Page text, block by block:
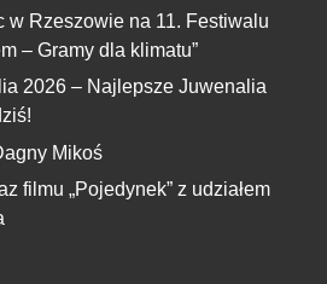
w Rzeszowie na 11. Festiwalu
– Gramy dla klimatu”
2026 – Najlepsze Juwenalia
Mikoś
filmu „Pojedynek” z udziałem